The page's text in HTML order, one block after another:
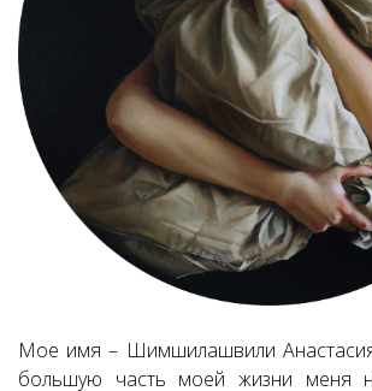
Мое имя – Шимшилашвили
большую часть моей жизни меня